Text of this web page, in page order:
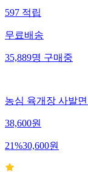
597 적립
무료배송
35,889명 구매중
농심 육개장 사발
38,600원
21%30,600원